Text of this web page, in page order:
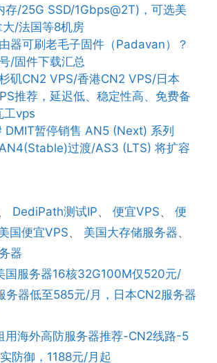
存/25G SSD/1Gbps@2T)，可选美
大/法国等8机房
器可刷老毛子固件（Padavan）？
/固件下载汇总
矶CN2 VPS/香港CN2 VPS/日本
推荐，延迟低、稳定性高、免费备
工vps
DMIT暂停销售 AN5 (Next) 系列
过渡/AS3 (LTS) 将扩容
DediPath测试IP、便宜VPS、便
国便宜VPS、 美国大存储服务器、
器
国服务器16核32G100M仅520元/
务器低至585元/月，日本CN2服务器
用海外高防服务器推荐-CN2线路-5
防御，1188元/月起